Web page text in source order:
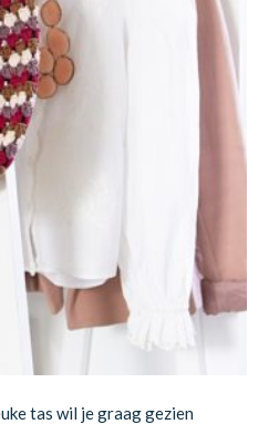
tas wil je graag gezien